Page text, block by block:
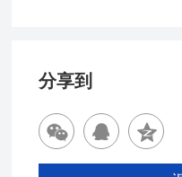
分享到